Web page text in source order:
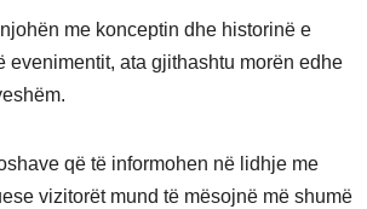
me konceptin dhe historinë e
ata gjithashtu morën edhe
që të informohen në lidhje me
vizitorët mund të mësojnë më shumë